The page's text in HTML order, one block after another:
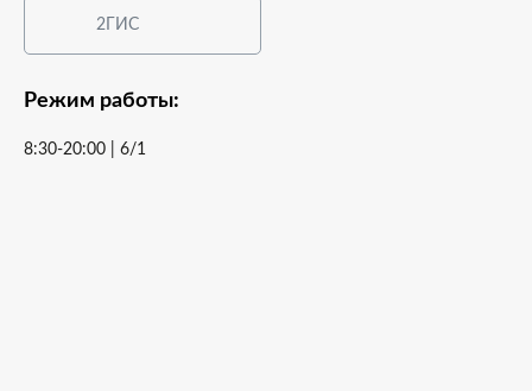
2ГИС
Режим работы:
8:30-20:00 | 6/1